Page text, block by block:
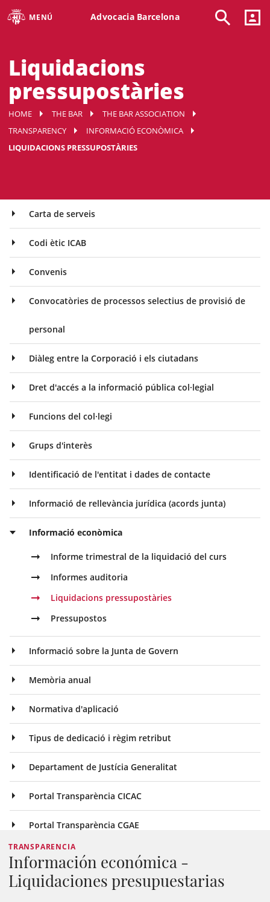
MENÚ Advocacia Barcelona
Liquidacions
pressupostàries
HOME THE BAR
THE BAR ASSOCIATION
TRANSPARENCY
INFORMACIÓ ECONÒMICA
LIQUIDACIONS PRESSUPOSTÀRIES
Carta de serveis
Codi ètic ICAB
Convenis
Convocatòries de processos selectius de provisió de
personal
Diàleg entre la Corporació i els ciutadans
Dret d'accés a la informació pública col·legial
Funcions del col·legi
Grups d'interès
Identificació de l'entitat i dades de contacte
Informació de rellevància jurídica (acords junta)
Informació econòmica
Informe trimestral de la liquidació del curs
Informes auditoria
Liquidacions pressupostàries
Pressupostos
Informació sobre la Junta de Govern
Memòria anual
Normativa d'aplicació
Tipus de dedicació i règim retribut
Departament de Justícia Generalitat
Portal Transparència CICAC
Portal Transparència CGAE
TRANSPARENCIA
Información económica -
Liquidaciones presupuestarias